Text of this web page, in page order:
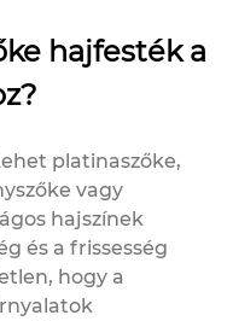
hajfesték a
platinaszőke,
vagy
hajszínek
és a frissesség
hogy a